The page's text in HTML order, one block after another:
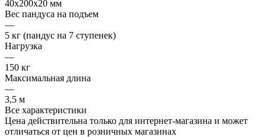
40х200х20 мм
Вес пандуса на подъем
—
5 кг (пандус на 7 ступенек)
Нагрузка
—
150 кг
Максимальная длина
—
3,5 м
Все характеристики
Цена действительна только для интернет-магазина и может
отличаться от цен в розничных магазинах